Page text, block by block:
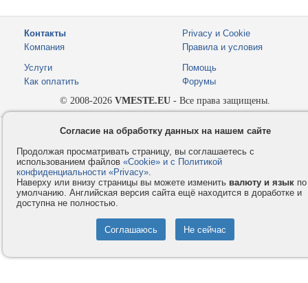
Контакты
Компания
Privacy и Cookie
Правила и условия
Услуги
Как оплатить
Помощь
Форумы
© 2008-2026 VMESTE.EU - Все права защищены.
Согласие на обработку данных на нашем сайте
Продолжая просматривать страницу, вы соглашаетесь с
использованием файлов «Cookie» и с Политикой
конфиденциальности «Privacy».
Наверху или внизу страницы вы можете изменить валюту и язык по
умолчанию. Английская версия сайта ещё находится в доработке и
доступна не полностью.